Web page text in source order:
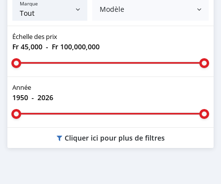
Marque
Modèle
Échelle des prix
Fr 45,000 - Fr 100,000,000
Année
1950 - 2026
Cliquer ici pour plus de filtres